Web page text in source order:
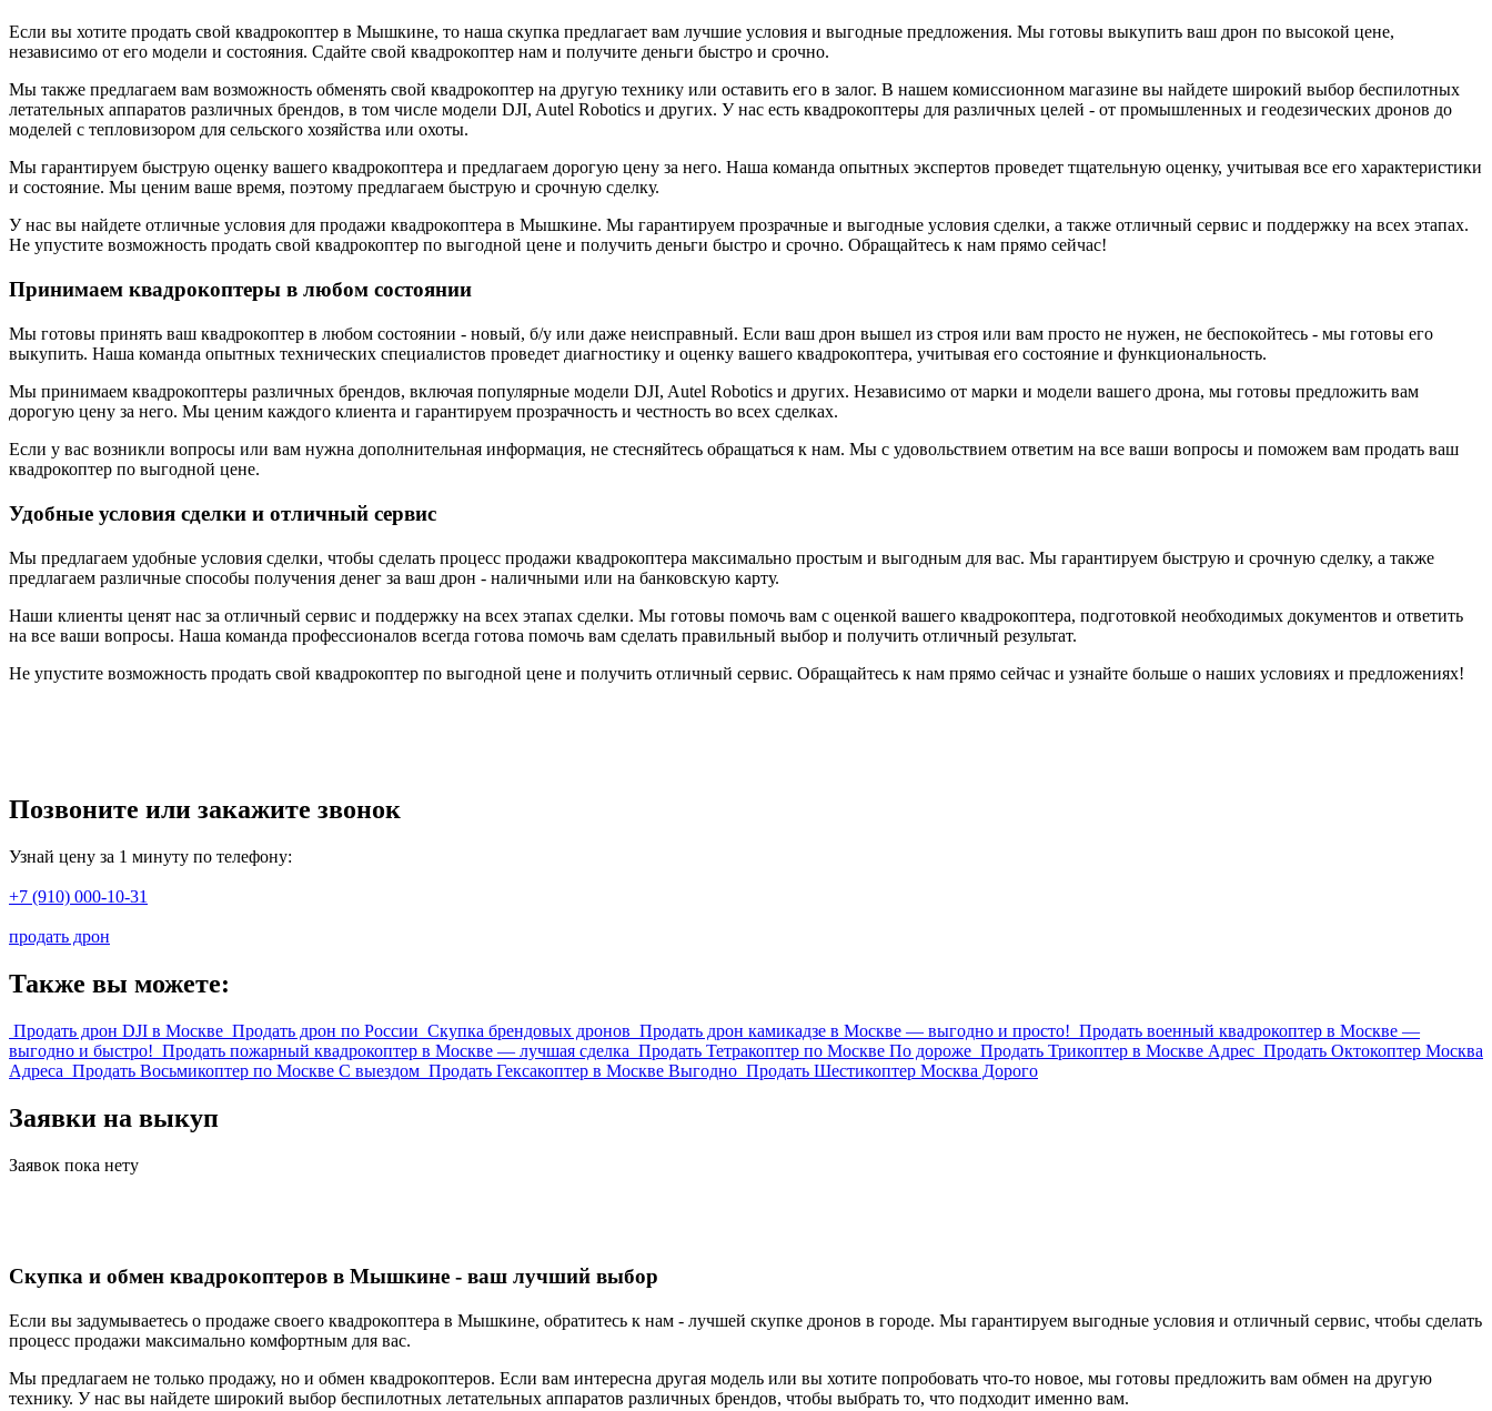
Если вы хотите продать свой квадрокоптер в Мышкине, то наша скупка предлагает вам лучшие условия и выгодные предложения. Мы готовы выкупить ваш дрон по высокой цене,
независимо от его модели и состояния. Сдайте свой квадрокоптер нам и получите деньги быстро и срочно.
Мы также предлагаем вам возможность обменять свой квадрокоптер на другую технику или оставить его в залог. В нашем комиссионном магазине вы найдете широкий выбор беспилотных
летательных аппаратов различных брендов, в том числе модели DJI, Autel Robotics и других. У нас есть квадрокоптеры для различных целей - от промышленных и геодезических дронов до
моделей с тепловизором для сельского хозяйства или охоты.
Мы гарантируем быструю оценку вашего квадрокоптера и предлагаем дорогую цену за него. Наша команда опытных экспертов проведет тщательную оценку, учитывая все его характеристики
и состояние. Мы ценим ваше время, поэтому предлагаем быструю и срочную сделку.
У нас вы найдете отличные условия для продажи квадрокоптера в Мышкине. Мы гарантируем прозрачные и выгодные условия сделки, а также отличный сервис и поддержку на всех этапах.
Не упустите возможность продать свой квадрокоптер по выгодной цене и получить деньги быстро и срочно. Обращайтесь к нам прямо сейчас!
Принимаем квадрокоптеры в любом состоянии
Мы готовы принять ваш квадрокоптер в любом состоянии - новый, б/у или даже неисправный. Если ваш дрон вышел из строя или вам просто не нужен, не беспокойтесь - мы готовы его
выкупить. Наша команда опытных технических специалистов проведет диагностику и оценку вашего квадрокоптера, учитывая его состояние и функциональность.
Мы принимаем квадрокоптеры различных брендов, включая популярные модели DJI, Autel Robotics и других. Независимо от марки и модели вашего дрона, мы готовы предложить вам
дорогую цену за него. Мы ценим каждого клиента и гарантируем прозрачность и честность во всех сделках.
Если у вас возникли вопросы или вам нужна дополнительная информация, не стесняйтесь обращаться к нам. Мы с удовольствием ответим на все ваши вопросы и поможем вам продать ваш
квадрокоптер по выгодной цене.
Удобные условия сделки и отличный сервис
Мы предлагаем удобные условия сделки, чтобы сделать процесс продажи квадрокоптера максимально простым и выгодным для вас. Мы гарантируем быструю и срочную сделку, а также
предлагаем различные способы получения денег за ваш дрон - наличными или на банковскую карту.
Наши клиенты ценят нас за отличный сервис и поддержку на всех этапах сделки. Мы готовы помочь вам с оценкой вашего квадрокоптера, подготовкой необходимых документов и ответить
на все ваши вопросы. Наша команда профессионалов всегда готова помочь вам сделать правильный выбор и получить отличный результат.
Не упустите возможность продать свой квадрокоптер по выгодной цене и получить отличный сервис. Обращайтесь к нам прямо сейчас и узнайте больше о наших условиях и предложениях!
Позвоните или закажите звонок
Узнай цену за 1 минуту по телефону:
+7 (910) 000-10-31
продать дрон
Также вы можете:
Продать дрон DJI в Москве Продать дрон по России Скупка брендовых дронов Продать дрон камикадзе в Москве — выгодно и просто! Продать военный квадрокоптер в Москве —
выгодно и быстро! Продать пожарный квадрокоптер в Москве — лучшая сделка Продать Тетракоптер по Москве По дороже Продать Трикоптер в Москве Адрес Продать Октокоптер Москва
Адреса Продать Восьмикоптер по Москве С выездом Продать Гексакоптер в Москве Выгодно Продать Шестикоптер Москва Дорого
Заявки на выкуп
Заявок пока нету
Скупка и обмен квадрокоптеров в Мышкине - ваш лучший выбор
Если вы задумываетесь о продаже своего квадрокоптера в Мышкине, обратитесь к нам - лучшей скупке дронов в городе. Мы гарантируем выгодные условия и отличный сервис, чтобы сделать
процесс продажи максимально комфортным для вас.
Мы предлагаем не только продажу, но и обмен квадрокоптеров. Если вам интересна другая модель или вы хотите попробовать что-то новое, мы готовы предложить вам обмен на другую
технику. У нас вы найдете широкий выбор беспилотных летательных аппаратов различных брендов, чтобы выбрать то, что подходит именно вам.